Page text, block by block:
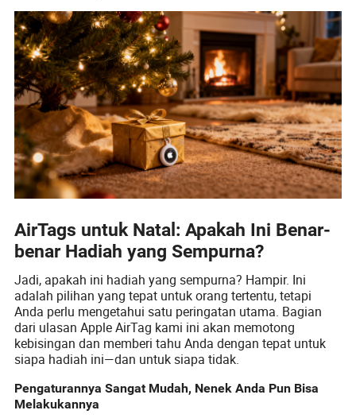
AirTags untuk Natal: Apakah Ini Benar-
benar Hadiah yang Sempurna?
Jadi, apakah ini hadiah yang sempurna? Hampir. Ini
adalah pilihan yang tepat untuk orang tertentu, tetapi
Anda perlu mengetahui satu peringatan utama. Bagian
dari ulasan Apple AirTag kami ini akan memotong
kebisingan dan memberi tahu Anda dengan tepat untuk
siapa hadiah ini—dan untuk siapa tidak.
Pengaturannya Sangat Mudah, Nenek Anda Pun Bisa
Melakukannya